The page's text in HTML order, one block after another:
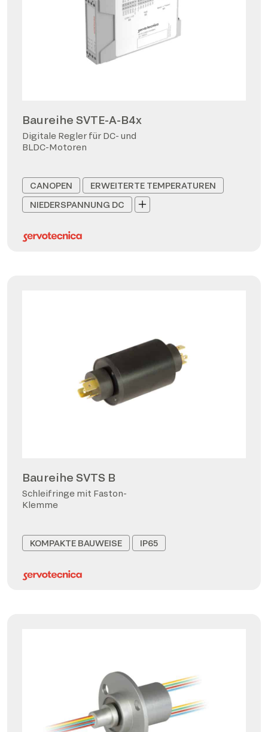
Baureihe SVTE-A-B4x
Digitale Regler für DC- und
BLDC-Motoren
CANOPEN
ERWEITERTE TEMPERATUREN
NIEDERSPANNUNG DC
Baureihe SVTS B
Schleifringe mit Faston-
Klemme
KOMPAKTE BAUWEISE IP65